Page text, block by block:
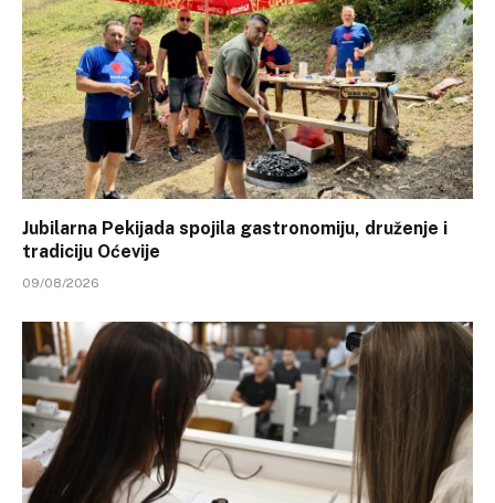
Jubilarna Pekijada spojila gastronomiju, druženje i
tradiciju Oćevije
09/08/2026